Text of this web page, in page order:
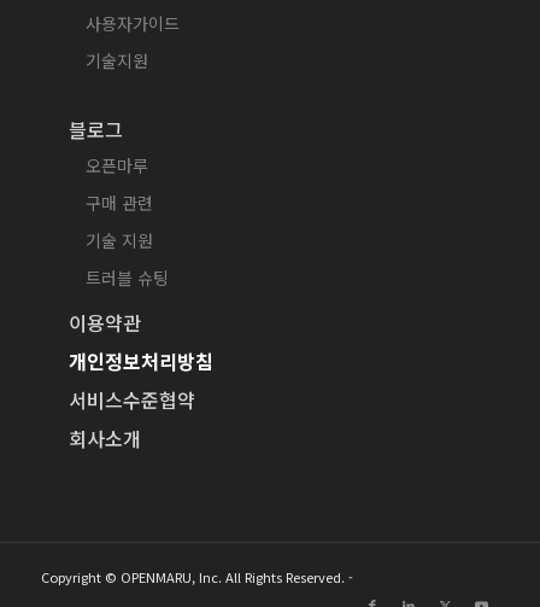
사용자가이드
기술지원
블로그
오픈마루
구매 관련
기술 지원
트러블 슈팅
이용약관
개인정보처리방침
서비스수준협약
회사소개
Copyright © OPENMARU, Inc. All Rights Reserved. -